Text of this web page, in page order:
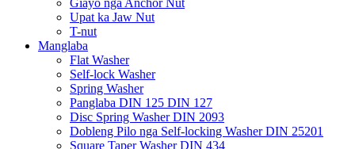
Upat ka Jaw Nut
T-nut
Manglaba
Flat Washer
Self-lock Washer
Spring Washer
Panglaba DIN 125 DIN 127
Disc Spring Washer DIN 2093
Dobleng Pilo nga Self-locking Washer DIN 25201
Square Taper Washer DIN 434